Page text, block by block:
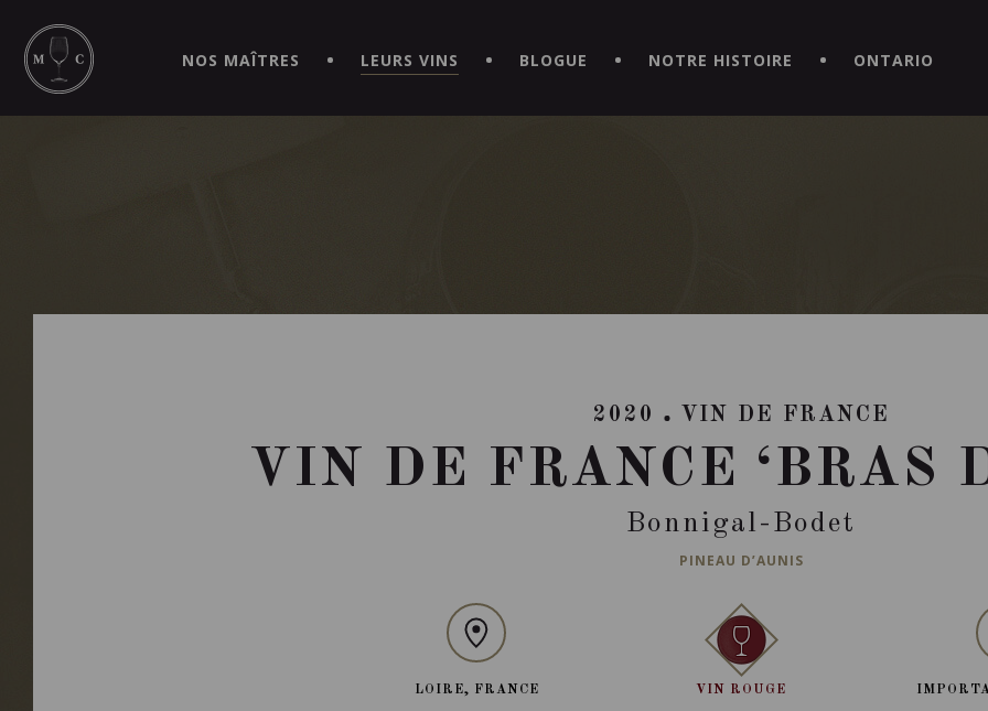
MAITRE | CAVISTE VIRTUEL!
NOS MAÎTRES LEURS VINS BLOGUE NOTRE HISTOIRE ONTARIO
2020 VIN DE FRANCE
VIN DE FRANCE ‘BRAS
Bonnigal-Bodet
PINEAU D’AUNIS
LOIRE, FRANCE VIN ROUGE